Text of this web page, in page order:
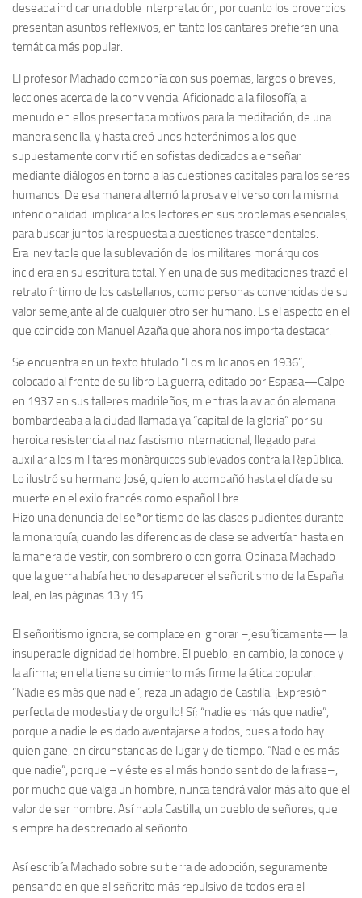
deseaba indicar una doble interpretación, por cuanto los proverbios
presentan asuntos reflexivos, en tanto los cantares prefieren una
temática más popular.
El profesor Machado componía con sus poemas, largos o breves,
lecciones acerca de la convivencia. Aficionado a la filosofía, a
menudo en ellos presentaba motivos para la meditación, de una
manera sencilla, y hasta creó unos heterónimos a los que
supuestamente convirtió en sofistas dedicados a enseñar
mediante diálogos en torno a las cuestiones capitales para los seres
humanos. De esa manera alternó la prosa y el verso con la misma
intencionalidad: implicar a los lectores en sus problemas esenciales,
para buscar juntos la respuesta a cuestiones trascendentales.
Era inevitable que la sublevación de los militares monárquicos
incidiera en su escritura total. Y en una de sus meditaciones trazó el
retrato íntimo de los castellanos, como personas convencidas de su
valor semejante al de cualquier otro ser humano. Es el aspecto en el
que coincide con Manuel Azaña que ahora nos importa destacar.
Se encuentra en un texto titulado “Los milicianos en 1936”,
colocado al frente de su libro La guerra, editado por Espasa—Calpe
en 1937 en sus talleres madrileños, mientras la aviación alemana
bombardeaba a la ciudad llamada ya “capital de la gloria” por su
heroica resistencia al nazifascismo internacional, llegado para
auxiliar a los militares monárquicos sublevados contra la República.
Lo ilustró su hermano José, quien lo acompañó hasta el día de su
muerte en el exilo francés como español libre.
Hizo una denuncia del señoritismo de las clases pudientes durante
la monarquía, cuando las diferencias de clase se advertían hasta en
la manera de vestir, con sombrero o con gorra. Opinaba Machado
que la guerra había hecho desaparecer el señoritismo de la España
leal, en las páginas 13 y 15:
El señoritismo ignora, se complace en ignorar –jesuíticamente— la
insuperable dignidad del hombre. El pueblo, en cambio, la conoce y
la afirma; en ella tiene su cimiento más firme la ética popular.
“Nadie es más que nadie”, reza un adagio de Castilla. ¡Expresión
perfecta de modestia y de orgullo! Sí; “nadie es más que nadie”,
porque a nadie le es dado aventajarse a todos, pues a todo hay
quien gane, en circunstancias de lugar y de tiempo. “Nadie es más
que nadie”, porque –y éste es el más hondo sentido de la frase–,
por mucho que valga un hombre, nunca tendrá valor más alto que el
valor de ser hombre. Así habla Castilla, un pueblo de señores, que
siempre ha despreciado al señorito
Así escribía Machado sobre su tierra de adopción, seguramente
pensando en que el señorito más repulsivo de todos era el